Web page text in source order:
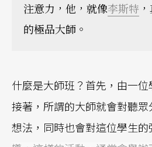
注意力，他，就像李斯特
的極品大師。
什麼是大師班？首先，由一位
接著，所謂的大師就會對聽
想法，同時也會對這位學生